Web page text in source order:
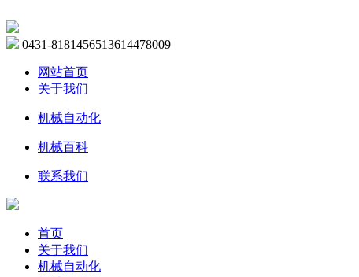
0431-8181456513614478009
网站首页
关于我们
机械自动化
机械百科
联系我们
首页
关于我们
机械自动化